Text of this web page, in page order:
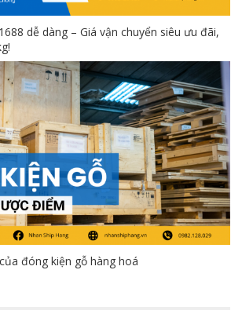
dễ dàng – Giá vận chuyển siêu ưu đãi,
đóng kiện gỗ hàng hoá